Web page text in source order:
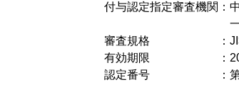
付与認定指定審査機関：
一般財団法人
審査規格 ：JIS
有効期限 ：2013年
認定番号 ：第